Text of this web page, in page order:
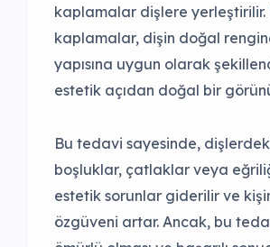
kaplamalar dişlere yerleştirilir.
kaplamalar, dişin doğal
yapısına uygun olarak
estetik açıdan doğal bir
Bu tedavi sayesinde,
boşluklar, çatlaklar veya
estetik sorunlar giderilir ve
özgüveni artar. Ancak, bu